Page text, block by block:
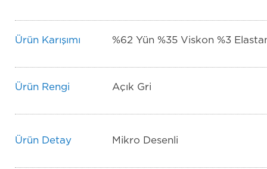
Ürün Karışımı %62 Yün %35 Viskon %3
Ürün Rengi Açık Gri
Ürün Detay Mikro Desenli